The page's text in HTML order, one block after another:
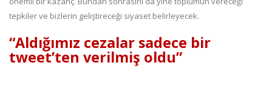
tepkiler ve bizlerin geliştireceği siyaset belirleyecek.
“Aldığımız cezalar sadece bir
tweet’ten verilmiş oldu”